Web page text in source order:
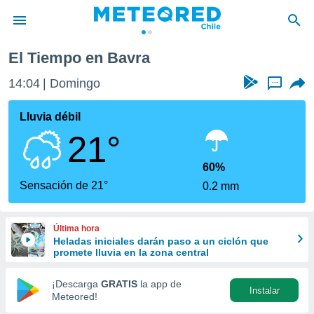
de
por
se
calidad.
a este
las
y
forma
digital
basada
El Tiempo en Bavra
14:04 Domingo ...
Lluvia débil
21°
Sensación de 21°
60%
0.2 mm
Última hora
Heladas iniciales darán paso a un ciclón que
promete lluvia en la zona central
¡Descarga GRATIS la app de
Meteored!
Instalar